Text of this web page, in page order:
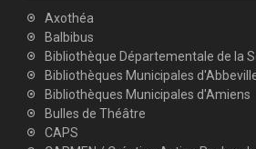
Axothéa
Balbibus
Bibliothèque Départementale de la
Bibliothèques Municipales
Bibliothèques Municipales d'Amiens
Bulles de Théâtre
CAPS